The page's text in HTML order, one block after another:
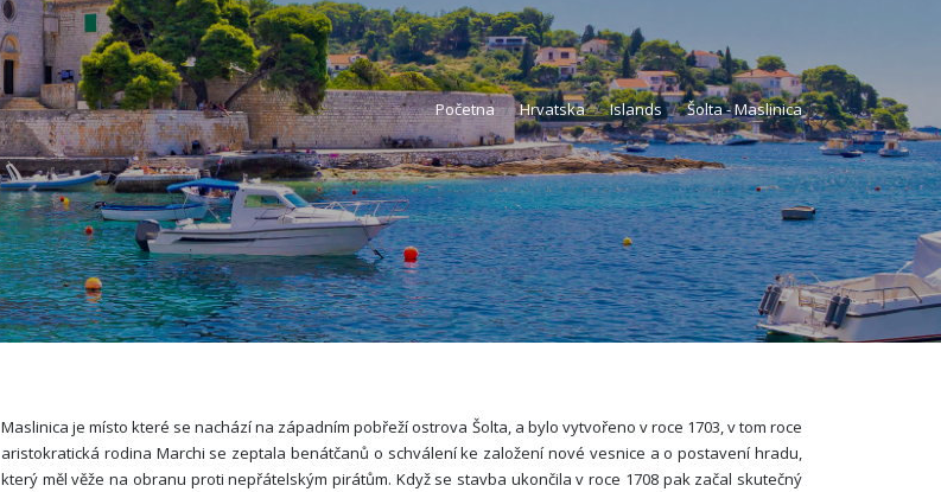
Početna Hrvatska Islands Šolta - Maslinica
Maslinica je místo které se nachází na západním pobřeží ostrova Šolta, a bylo vytvořeno v roce 1703, v tom roce
aristokratická rodina Marchi se zeptala benátčanů o schválení ke založení nové vesnice a o postavení hradu,
který měl věže na obranu proti nepřátelským pirátům. Když se stavba ukončila v roce 1708 pak začal skutečný